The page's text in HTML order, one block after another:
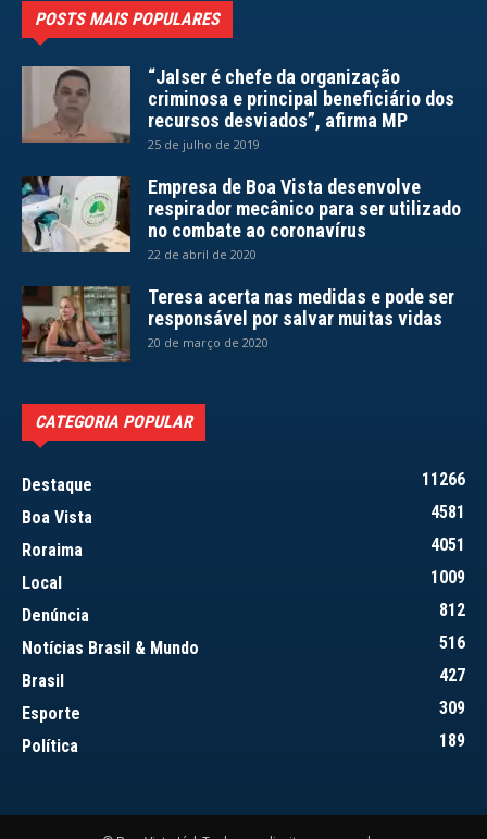
POSTS MAIS POPULARES
“Jalser é chefe da organização
criminosa e principal beneficiário dos
recursos desviados”, afirma MP
25 de julho de 2019
Empresa de Boa Vista desenvolve
respirador mecânico para ser utilizado
no combate ao coronavírus
22 de abril de 2020
Teresa acerta nas medidas e pode ser
responsável por salvar muitas vidas
20 de março de 2020
CATEGORIA POPULAR
Destaque
11266
Boa Vista
4581
Roraima
4051
Local
1009
Denúncia
812
Notícias Brasil & Mundo
516
Brasil
427
Esporte
309
Política
189